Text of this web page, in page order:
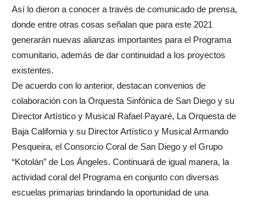
Así lo dieron a conocer a través de comunicado de prensa,
donde entre otras cosas señalan que para este 2021
generarán nuevas alianzas importantes para el Programa
comunitario, además de dar continuidad a los proyectos
existentes.
De acuerdo con lo anterior, destacan convenios de
colaboración con la Orquesta Sinfónica de San Diego y su
Director Artístico y Musical Rafael Payaré, La Orquesta de
Baja California y su Director Artístico y Musical Armando
Pesqueira, el Consorcio Coral de San Diego y el Grupo
“Kotolán” de Los Ángeles. Continuará de igual manera, la
actividad coral del Programa en conjunto con diversas
escuelas primarias brindando la oportunidad de una